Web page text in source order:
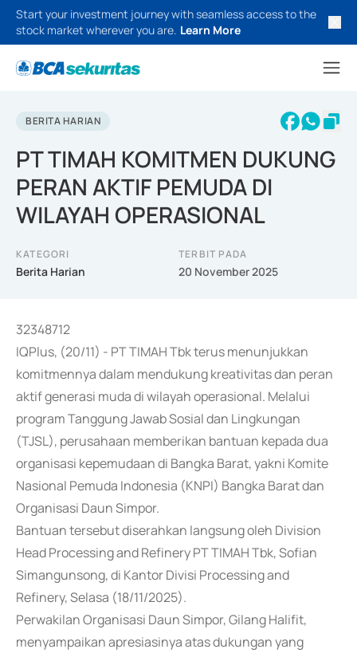
Start your investment journey with seamless access to the
stock market wherever you are. Learn More
BERITA HARIAN
PT TIMAH KOMITMEN DUKUNG
PERAN AKTIF PEMUDA DI
WILAYAH OPERASIONAL
KATEGORI
Berita Harian
TERBIT PADA
20 November 2025
32348712
IQPlus, (20/11) - PT TIMAH Tbk terus menunjukkan
komitmennya dalam mendukung kreativitas dan peran
aktif generasi muda di wilayah operasional. Melalui
program Tanggung Jawab Sosial dan Lingkungan
(TJSL), perusahaan memberikan bantuan kepada dua
organisasi kepemudaan di Bangka Barat, yakni Komite
Nasional Pemuda Indonesia (KNPI) Bangka Barat dan
Organisasi Daun Simpor.
Bantuan tersebut diserahkan langsung oleh Division
Head Processing and Refinery PT TIMAH Tbk, Sofian
Simangunsong, di Kantor Divisi Processing and
Refinery, Selasa (18/11/2025).
Perwakilan Organisasi Daun Simpor, Gilang Halifit,
menyampaikan apresiasinya atas dukungan yang